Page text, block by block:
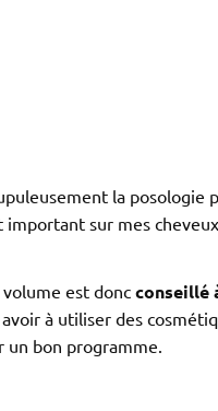
la
important sur mes
est donc conseillé
à utiliser des
un bon programme.